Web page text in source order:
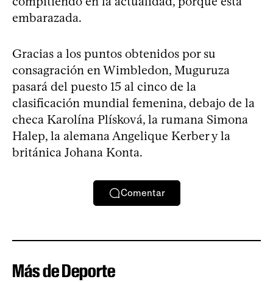
embarazada.
Gracias a los puntos obtenidos por su
consagración en Wimbledon, Muguruza
pasará del puesto 15 al cinco de la
clasificación mundial femenina, debajo de la
checa Karolína Plísková, la rumana Simona
Halep, la alemana Angelique Kerber y la
británica Johana Konta.
Comentar
Más de Deporte